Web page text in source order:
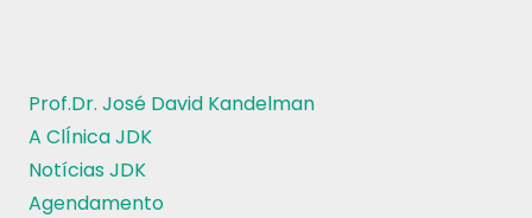
Prof.Dr. José David Kandelman
A ClÍnica JDK
Notícias JDK
Agendamento